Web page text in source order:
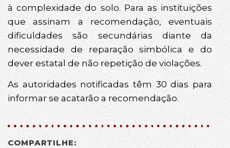
à complexidade do solo. Para as instituições
que assinam a recomendação, eventuais
dificuldades são secundárias diante da
necessidade de reparação simbólica e do
dever estatal de não repetição de violações.
As autoridades notificadas têm 30 dias para
informar se acatarão a recomendação.
COMPARTILHE: